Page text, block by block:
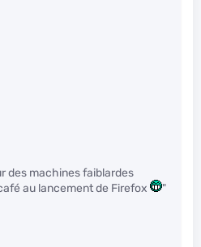
des machines faiblardes
au lancement de Firefox
"